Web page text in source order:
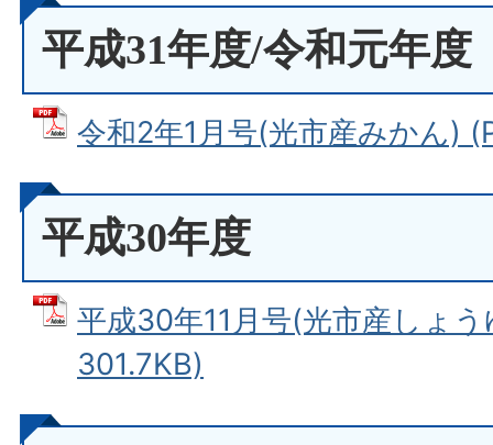
平成31年度/令和元年度
令和2年1月号(光市産みかん)
平成30年度
平成30年11月号(光市産しょ
301.7KB)